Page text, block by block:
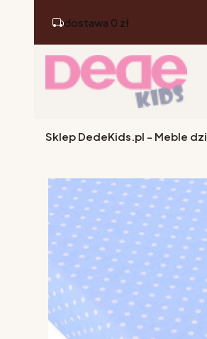
dostawa 0 zł
Sklep DedeKids.pl - Meble